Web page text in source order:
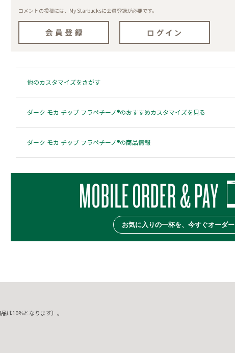
コメントの投稿には、My Starbucksに会員登録が必要です。
他のカスタマイズをさがす
ダーク モカ チップ フラペチーノ®のおすすめカスタマイズを見る
ダーク モカ チップ フラペチーノ®の商品情報
お気に入りの一杯を、今すぐオーダー
は10%となります）。